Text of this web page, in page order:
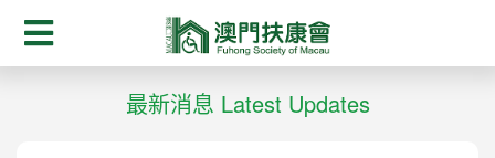
最新消息 Latest Updates